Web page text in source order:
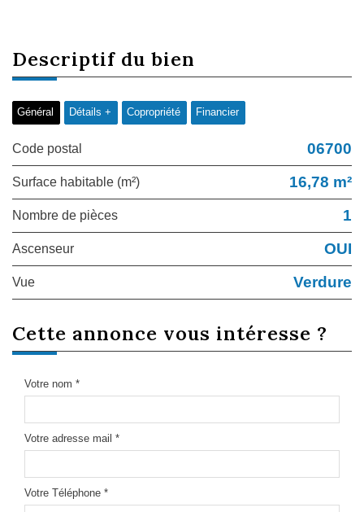
descriptif du bien
Général Détails + Copropriété Financier
Code postal 06700
Surface habitable (m²) 16,78 m²
Nombre de pièces 1
Ascenseur OUI
Vue Verdure
cette annonce vous intéresse ?
Votre nom *
Votre adresse mail *
Votre Téléphone *